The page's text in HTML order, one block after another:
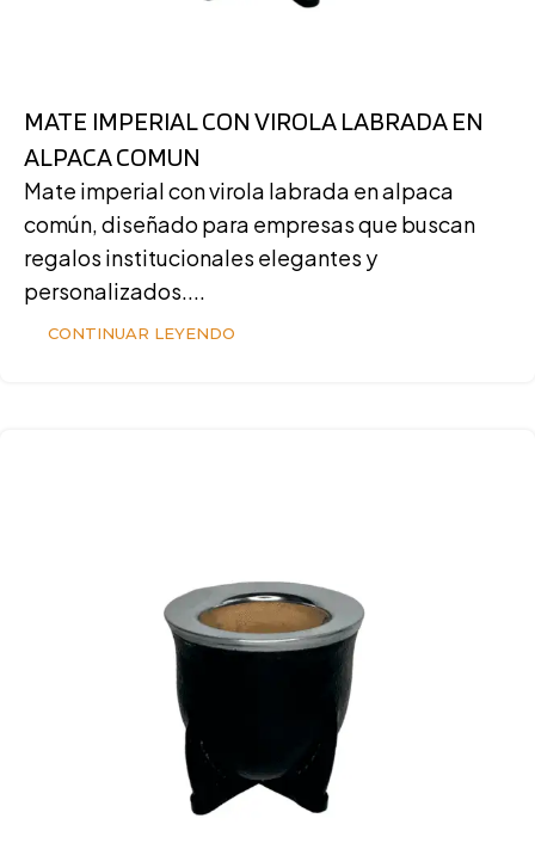
MATE IMPERIAL CON VIROLA LABRADA EN
ALPACA COMUN
Mate imperial con virola labrada en alpaca
común, diseñado para empresas que buscan
regalos institucionales elegantes y
personalizados....
CONTINUAR LEYENDO